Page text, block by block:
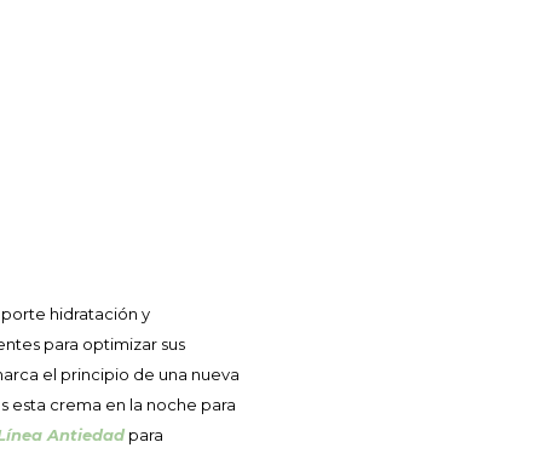
hidratación y
para optimizar sus
el principio de una nueva
esta crema en la noche para
Antiedad para